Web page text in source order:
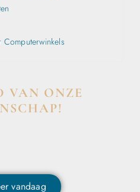
Computerwinkels
VAN ONZE
vandaag